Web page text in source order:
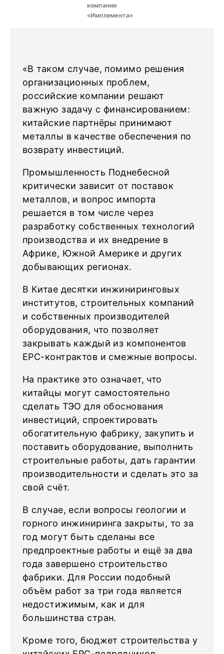
компании
«Имплемента»
«В таком случае, помимо решения
организационных проблем,
российские компании решают
важную задачу с финансированием:
китайские партнёры принимают
металлы в качестве обеспечения по
возврату инвестиций.
Промышленность Поднебесной
критически зависит от поставок
металлов, и вопрос импорта
решается в том числе через
разработку собственных технологий
производства и их внедрение в
Африке, Южной Америке и других
добывающих регионах.
В Китае десятки инжиниринговых
институтов, строительных компаний
и собственных производителей
оборудования, что позволяет
закрывать каждый из компонентов
EPC-контрактов и смежные вопросы.
На практике это означает, что
китайцы могут самостоятельно
сделать ТЭО для обоснования
инвестиций, спроектировать
обогатительную фабрику, закупить и
поставить оборудование, выполнить
строительные работы, дать гарантии
производительности и сделать это за
свой счёт.
В случае, если вопросы геологии и
горного инжиниринга закрыты, то за
год могут быть сделаны все
предпроектные работы и ещё за два
года завершено строительство
фабрики. Для России подобный
объём работ за три года является
недостижимым, как и для
большинства стран.
Кроме того, бюджет строительства у